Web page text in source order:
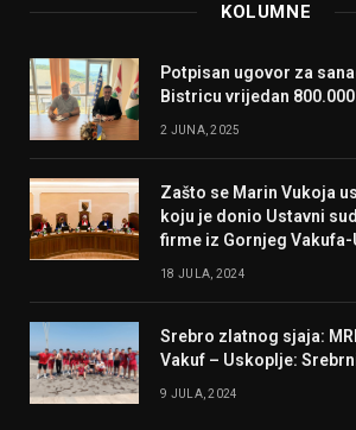
KOLUMNE
Potpisan ugovor za
Bistricu vrijedan 800.000
2 JUNA, 2025
Zašto se Marin Vukoja
koju je donio Ustavni
firme iz Gornjeg
18 JULA, 2024
Srebro zlatnog sjaja:
Vakuf – Uskoplje:
9 JULA, 2024